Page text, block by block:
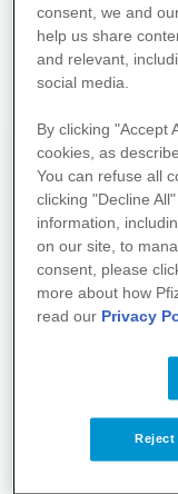
Hier
consent, we and
help us share
and relevant,
social media.
By clicking "Accept
cookies, as
You can refuse all
clicking "Decline
information,
on our site, to
consent, please
more about how
read our Privacy
Reject